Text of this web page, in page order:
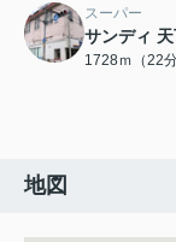
スーパー
サンディ
1728ｍ（22分
地図